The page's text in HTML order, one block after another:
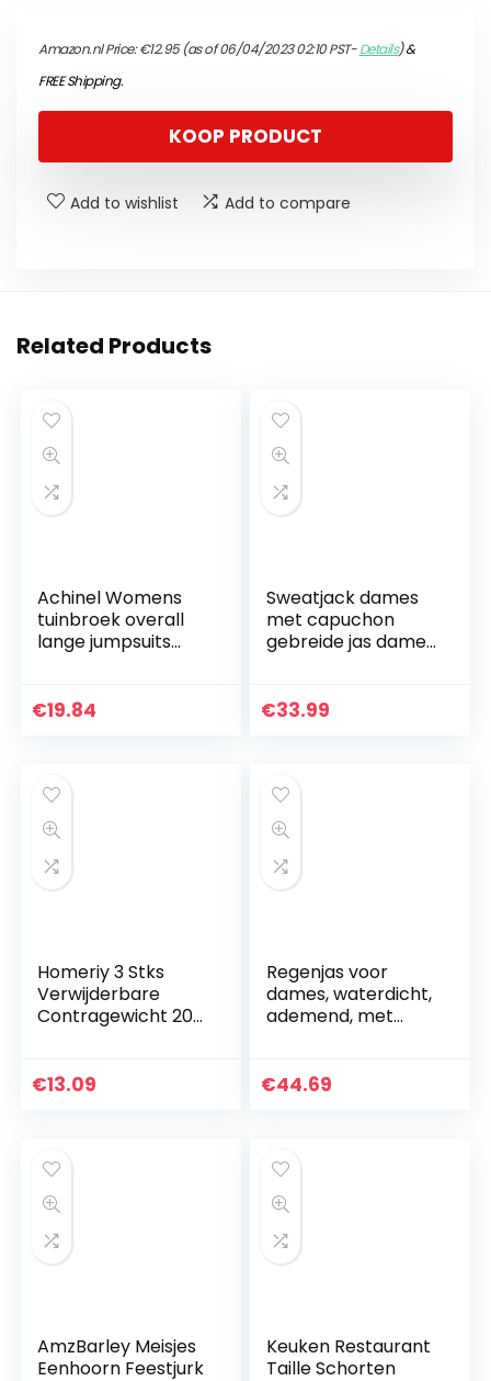
Amazon.nl Price:€12.95(as of 06/04/2023 02:10 PST-Details)&
FREE Shipping.
KOOP PRODUCT
Add to wishlist Add to compare
Related Products
Achinel Womens
tuinbroek overall
lange jumpsuits
mouwloze riem
€19.84
Sweatjack dames
met capuchon
gebreide jas dames
dames oversized
€33.99
Homeriy 3 Stks
Verwijderbare
Contragewicht 20G
Stabilisator
€13.09
Regenjas voor
dames, waterdicht,
ademend, met
regenjas voor
€44.69
AmzBarley Meisjes
Eenhoorn Feestjurk
Keuken Restaurant
Taille Schorten